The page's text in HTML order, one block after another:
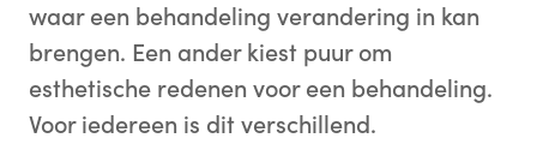
waar een behandeling verandering in kan
brengen. Een ander kiest puur om
esthetische redenen voor een behandeling.
Voor iedereen is dit verschillend.